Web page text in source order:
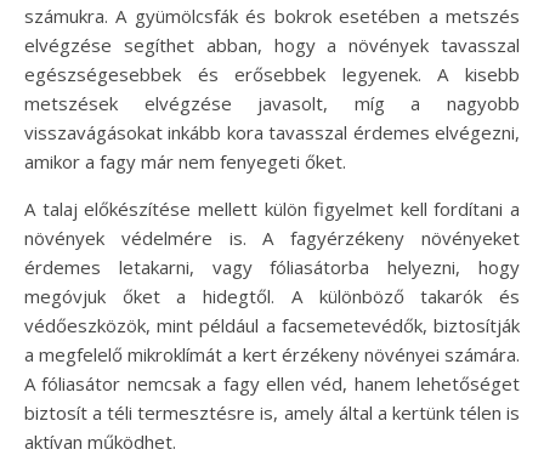
számukra. A gyümölcsfák és bokrok esetében a metszés
elvégzése segíthet abban, hogy a növények tavasszal
egészségesebbek és erősebbek legyenek. A kisebb
metszések elvégzése javasolt, míg a nagyobb
visszavágásokat inkább kora tavasszal érdemes elvégezni,
amikor a fagy már nem fenyegeti őket.
A talaj előkészítése mellett külön figyelmet kell fordítani a
növények védelmére is. A fagyérzékeny növényeket
érdemes letakarni, vagy fóliasátorba helyezni, hogy
megóvjuk őket a hidegtől. A különböző takarók és
védőeszközök, mint például a facsemetevédők, biztosítják
a megfelelő mikroklímát a kert érzékeny növényei számára.
A fóliasátor nemcsak a fagy ellen véd, hanem lehetőséget
biztosít a téli termesztésre is, amely által a kertünk télen is
aktívan működhet.